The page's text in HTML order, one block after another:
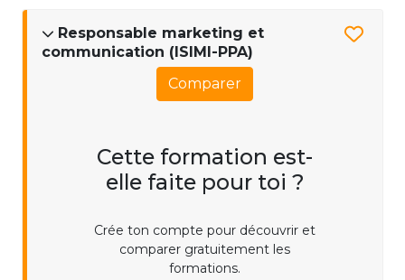
Responsable marketing et
communication (ISIMI-PPA)
Comparer
Cette formation est-
elle faite pour toi ?
Crée ton compte pour découvrir et
comparer gratuitement les
formations.